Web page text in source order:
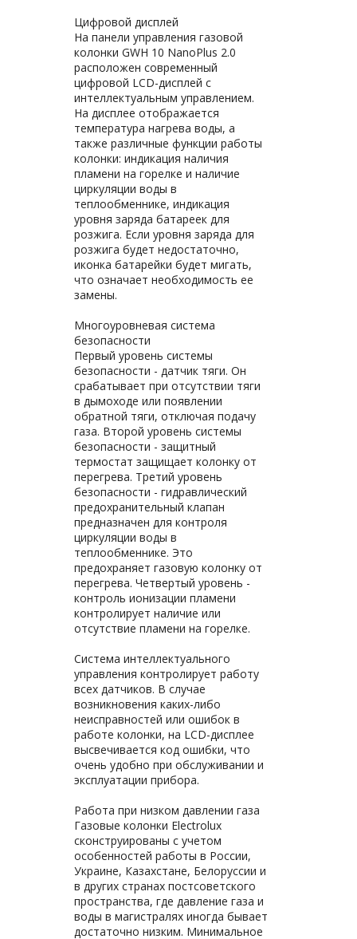
Цифровой дисплей
На панели управления газовой
колонки GWH 10 NanoPlus 2.0
расположен современный
цифровой LCD-дисплей с
интеллектуальным управлением.
На дисплее отображается
температура нагрева воды, а
также различные функции работы
колонки: индикация наличия
пламени на горелке и наличие
циркуляции воды в
теплообменнике, индикация
уровня заряда батареек для
розжига. Если уровня заряда для
розжига будет недостаточно,
иконка батарейки будет мигать,
что означает необходимость ее
замены.
Многоуровневая система
безопасности
Первый уровень системы
безопасности - датчик тяги. Он
срабатывает при отсутствии тяги
в дымоходе или появлении
обратной тяги, отключая подачу
газа. Второй уровень системы
безопасности - защитный
термостат защищает колонку от
перегрева. Третий уровень
безопасности - гидравлический
предохранительный клапан
предназначен для контроля
циркуляции воды в
теплообменнике. Это
предохраняет газовую колонку от
перегрева. Четвертый уровень -
контроль ионизации пламени
контролирует наличие или
отсутствие пламени на горелке.
Система интеллектуального
управления контролирует работу
всех датчиков. В случае
возникновения каких-либо
неисправностей или ошибок в
работе колонки, на LCD-дисплее
высвечивается код ошибки, что
очень удобно при обслуживании и
эксплуатации прибора.
Работа при низком давлении газа
Газовые колонки Electrolux
сконструированы с учетом
особенностей работы в России,
Украине, Казахстане, Белоруссии и
в других странах постсоветского
пространства, где давление газа и
воды в магистралях иногда бывает
достаточно низким. Минимальное